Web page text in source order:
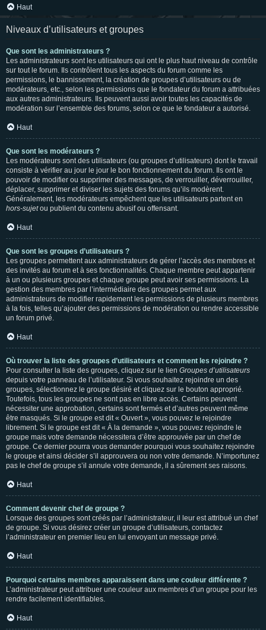
Haut
Niveaux d’utilisateurs et groupes
Que sont les administrateurs ?
Les administrateurs sont les utilisateurs qui ont le plus haut niveau de contrôle
sur tout le forum. Ils contrôlent tous les aspects du forum comme les
permissions, le bannissement, la création de groupes d’utilisateurs ou de
modérateurs, etc., selon les permissions que le fondateur du forum a attribuées
aux autres administrateurs. Ils peuvent aussi avoir toutes les capacités de
modération sur l’ensemble des forums, selon ce que le fondateur a autorisé.
Haut
Que sont les modérateurs ?
Les modérateurs sont des utilisateurs (ou groupes d’utilisateurs) dont le travail
consiste à vérifier au jour le jour le bon fonctionnement du forum. Ils ont le
pouvoir de modifier ou supprimer des messages, de verrouiller, déverrouiller,
déplacer, supprimer et diviser les sujets des forums qu’ils modèrent.
Généralement, les modérateurs empêchent que les utilisateurs partent en
hors-sujetou publient du contenu abusif ou offensant.
Haut
Que sont les groupes d’utilisateurs ?
Les groupes permettent aux administrateurs de gérer l’accès des membres et
des invités au forum et à ses fonctionnalités. Chaque membre peut appartenir
à un ou plusieurs groupes et chaque groupe peut avoir ses permissions. La
gestion des membres par l’intermédiaire des groupes permet aux
administrateurs de modifier rapidement les permissions de plusieurs membres
à la fois, telles qu’ajouter des permissions de modération ou rendre accessible
un forum privé.
Haut
Où trouver la liste des groupes d’utilisateurs et comment les rejoindre ?
Pour consulter la liste des groupes, cliquez sur le lien Groupes d’utilisateurs
depuis votre panneau de l’utilisateur. Si vous souhaitez rejoindre un des
groupes, sélectionnez le groupe désiré et cliquez sur le bouton approprié.
Toutefois, tous les groupes ne sont pas en libre accès. Certains peuvent
nécessiter une approbation, certains sont fermés et d’autres peuvent même
être masqués. Si le groupe est dit « Ouvert », vous pouvez le rejoindre
librement. Si le groupe est dit « À la demande », vous pouvez rejoindre le
groupe mais votre demande nécessitera d’être approuvée par un chef de
groupe. Ce dernier pourra vous demander pourquoi vous souhaitez rejoindre
le groupe et ainsi décider s’il approuvera ou non votre demande. N’importunez
pas le chef de groupe s’il annule votre demande, il a sûrement ses raisons.
Haut
Comment devenir chef de groupe ?
Lorsque des groupes sont créés par l’administrateur, il leur est attribué un chef
de groupe. Si vous désirez créer un groupe d’utilisateurs, contactez
l’administrateur en premier lieu en lui envoyant un message privé.
Haut
Pourquoi certains membres apparaissent dans une couleur différente ?
L’administrateur peut attribuer une couleur aux membres d’un groupe pour les
rendre facilement identifiables.
Haut